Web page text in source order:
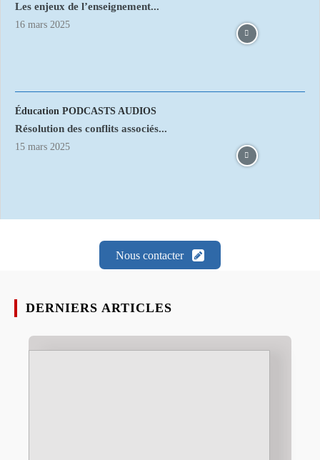
Les enjeux de l’enseignement...
16 mars 2025
Éducation PODCASTS AUDIOS
Résolution des conflits associés...
15 mars 2025
Nous contacter
DERNIERS ARTICLES